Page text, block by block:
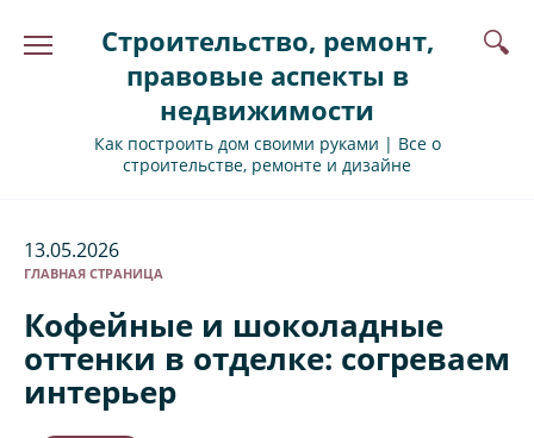
Строительство, ремонт,
правовые аспекты в
недвижимости
Как построить дом своими руками | Все о
строительстве, ремонте и дизайне
13.05.2026
ГЛАВНАЯ СТРАНИЦА
Кофейные и шоколадные
оттенки в отделке: согреваем
интерьер